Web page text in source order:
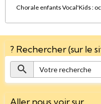
Chorale enfants Vocal'Kids :
? Rechercher (sur le